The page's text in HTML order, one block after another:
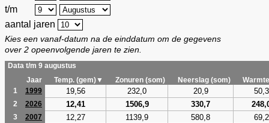
t/m
aantal jaren
Kies een vanaf-datum na de einddatum om de gegevens
over 2 opeenvolgende jaren te zien.
Data t/m 9 augustus
Jaar
Temp. (gem)▼ Zonuren (som) Neerslag (som)
1
1999 19,56 232,0 20,9 50,3
2 2026 12,41 1506,9 330,7
3 2007 12,27 1139,9 580,8 69,2